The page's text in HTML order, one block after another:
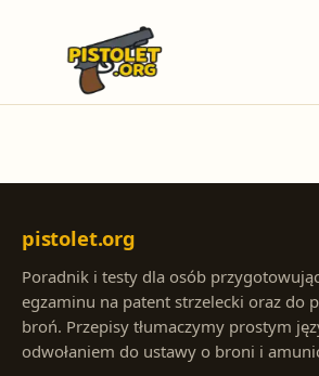
pistolet.org
Poradnik i testy dla osób
egzaminu na patent strzelecki oraz do
broń. Przepisy tłumaczymy prostym
odwołaniem do ustawy o broni i